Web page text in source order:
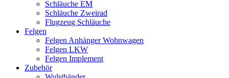
Schläuche EM
Schläuche Zweirad
Flugzeug Schläuche
Felgen
Felgen Anhänger Wohnwagen
Felgen LKW
Felgen Implement
Zubehör